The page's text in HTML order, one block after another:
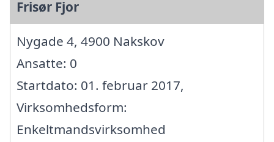
Frisør Fjor
Nygade 4, 4900 Nakskov
Ansatte: 0
Startdato: 01. februar 2017,
Virksomhedsform:
Enkeltmandsvirksomhed